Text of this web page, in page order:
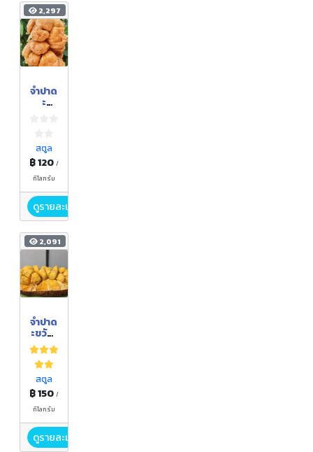
2,297
จำปาด
ะ
สตูล
฿ 120 /
กิโลกรัม
ดูรายละเอียด
2,091
จำปาด
ะขวัญ
สตูล
สวนตา
เดอิน
สตูล
฿ 150 /
กิโลกรัม
ดูรายละเอียด